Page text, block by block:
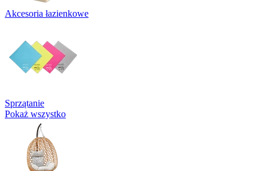
Akcesoria łazienkowe
Sprzątanie
Pokaż wszystko